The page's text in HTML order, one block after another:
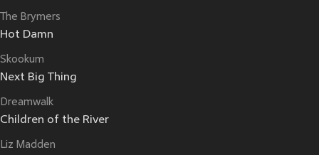
The Brymers
Hot Damn
Skookum
Next Big Thing
Dreamwalk
Children of the River
Liz Madden